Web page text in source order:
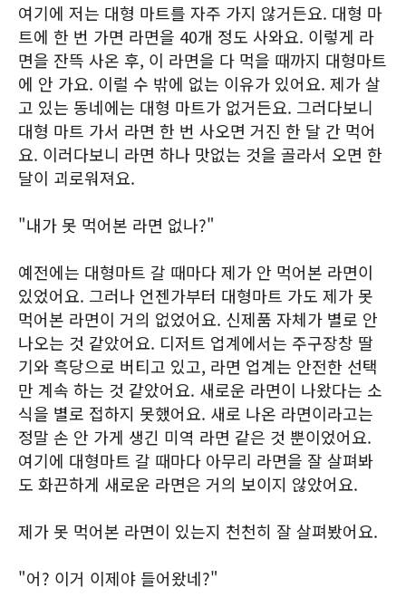
여기에 저는 대형 마트를 자주 가지 않거든요. 대형 마
트에 한 번 가면 라면을 40개 정도 사와요. 이렇게 라
면을 잔뜩 사온 후, 이 라면을 다 먹을 때까지 대형마트
에 안 가요. 이럴 수 밖에 없는 이유가 있어요. 제가 살
고 있는 동네에는 대형 마트가 없거든요. 그러다보니
대형 마트 가서 라면 한 번 사오면 거진 한 달 간 먹어
요. 이러다보니 라면 하나 맛없는 것을 골라서 오면 한
달이 괴로워져요.
"내가 못 먹어본 라면 없나?"
예전에는 대형마트 갈 때마다 제가 안 먹어본 라면이
있었어요. 그러나 언젠가부터 대형마트 가도 제가 못
먹어본 라면이 거의 없었어요. 신제품 자체가 별로 안
나오는 것 같았어요. 디저트 업계에서는 주구장창 딸
기와 흑당으로 버티고 있고, 라면 업계는 안전한 선택
만 계속 하는 것 같았어요. 새로운 라면이 나왔다는 소
식을 별로 접하지 못했어요. 새로 나온 라면이라고는
정말 손 안 가게 생긴 미역 라면 같은 것 뿐이었어요.
여기에 대형마트 갈 때마다 아무리 라면을 잘 살펴봐
도 화끈하게 새로운 라면은 거의 보이지 않았어요.
제가 못 먹어본 라면이 있는지 천천히 잘 살펴봤어요.
"어? 이거 이제야 들어왔네?"